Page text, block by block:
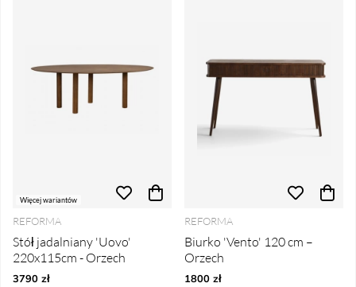
Więcej wariantów
REFORMA
Stół jadalniany 'Uovo'
220x115cm - Orzech
3790 zł
REFORMA
Biurko 'Vento' 120 cm –
Orzech
1800 zł